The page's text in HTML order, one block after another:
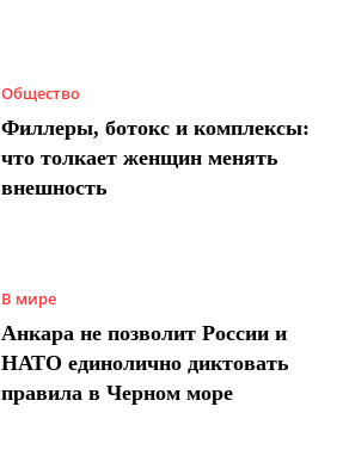
Общество
Филлеры, ботокс и комплексы:
что толкает женщин менять
внешность
В мире
Анкара не позволит России и
НАТО единолично диктовать
правила в Черном море